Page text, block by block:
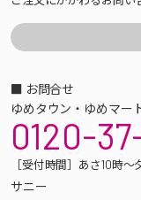
■ お問合せ
ゆめタウン・ゆめマー
0120-
［受付時間］あさ10時～
サニー